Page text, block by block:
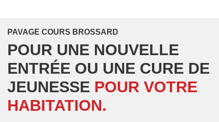
PAVAGE COURS BROSSARD
POUR UNE NOUVELLE
ENTRÉE OU UNE CURE DE
JEUNESSE POUR VOTRE
HABITATION.